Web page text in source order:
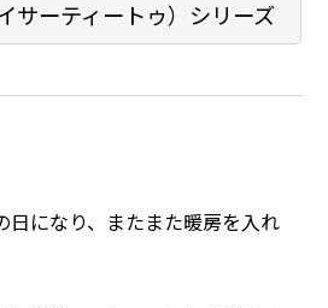
サーティートゥ）シリーズ
日になり、またまた暖房を入れ